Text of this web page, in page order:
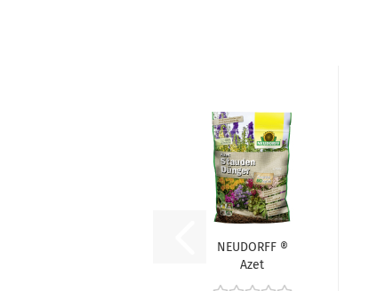
NEUDORFF ®
Azet
StaudenDünger